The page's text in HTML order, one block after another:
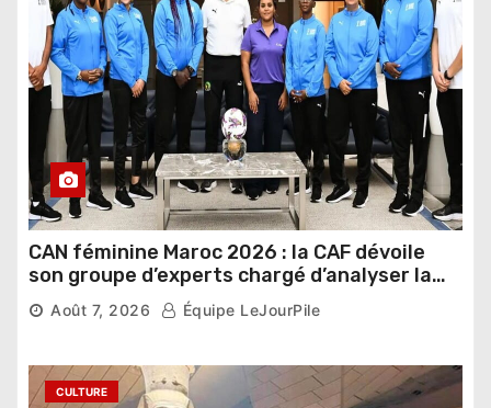
CAN féminine Maroc 2026 : la CAF dévoile
son groupe d’experts chargé d’analyser la
compétition
Août 7, 2026 Équipe LeJourPile
CULTURE